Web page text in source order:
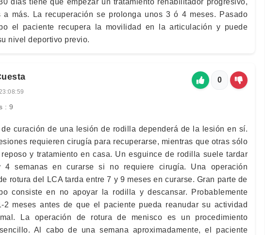
días tiene que empezar un tratamiento rehabilitador progresivo,
a más. La recuperación se prolonga unos 3 ó 4 meses. Pasado
el paciente recupera la movilidad en la articulación y puede
nivel deportivo previo.
: 9
0
de curación de una lesión de rodilla dependerá de la lesión en sí.
requieren cirugía para recuperarse, mientras que otras sólo
reposo y tratamiento en casa. Un esguince de rodilla suele tardar
semanas en curarse si no requiere cirugía. Una operación
rotura del LCA tarda entre 7 y 9 meses en curarse. Gran parte de
consiste en no apoyar la rodilla y descansar. Probablemente
2 meses antes de que el paciente pueda reanudar su actividad
La operación de rotura de menisco es un procedimiento
Al cabo de una semana aproximadamente, el paciente